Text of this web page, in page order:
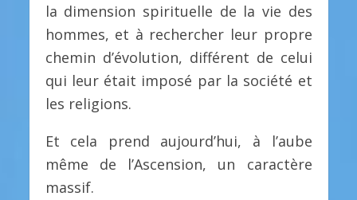
la dimension spirituelle de la vie des
hommes, et à rechercher leur propre
chemin d’évolution, différent de celui
qui leur était imposé par la société et
les religions.
Et cela prend aujourd’hui, à l’aube
même de l’Ascension, un caractère
massif.